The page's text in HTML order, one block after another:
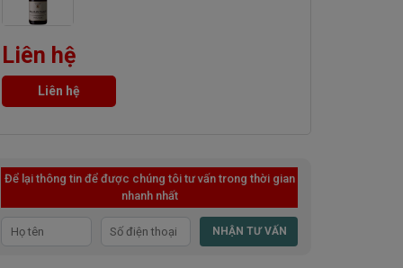
Liên hệ
Liên hệ
Để lại thông tin để được chúng tôi tư vấn trong thời gian
nhanh nhất